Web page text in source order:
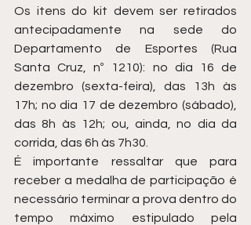
Os itens do kit devem ser retirados
antecipadamente na sede do
Departamento de Esportes (Rua
Santa Cruz, nº 1210): no dia 16 de
dezembro (sexta-feira), das 13h às
17h; no dia 17 de dezembro (sábado),
das 8h às 12h; ou, ainda, no dia da
corrida, das 6h às 7h30.
É importante ressaltar que para
receber a medalha de participação é
necessário terminar a prova dentro do
tempo máximo estipulado pela